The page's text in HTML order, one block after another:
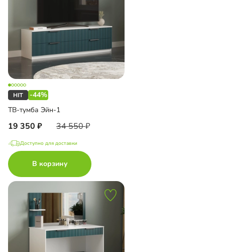
-44%
ТВ-тумба Эйн-1
19 350 34 550
Доступно для доставки
В корзину